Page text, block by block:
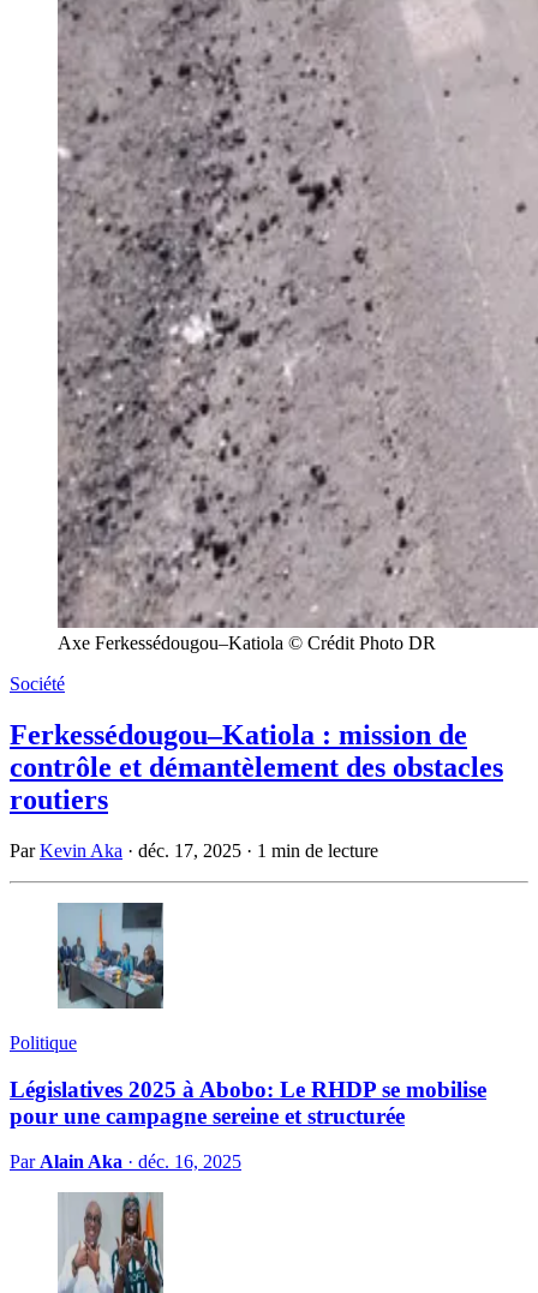
Axe Ferkessédougou–Katiola © Crédit Photo DR
Société
Ferkessédougou–Katiola : mission de
contrôle et démantèlement des obstacles
routiers
ParKevin Aka · déc. 17, 2025 · 1 min de lecture
Politique
Législatives 2025 à Abobo: Le RHDP se mobilise
pour une campagne sereine et structurée
Par Alain Aka · déc. 16, 2025